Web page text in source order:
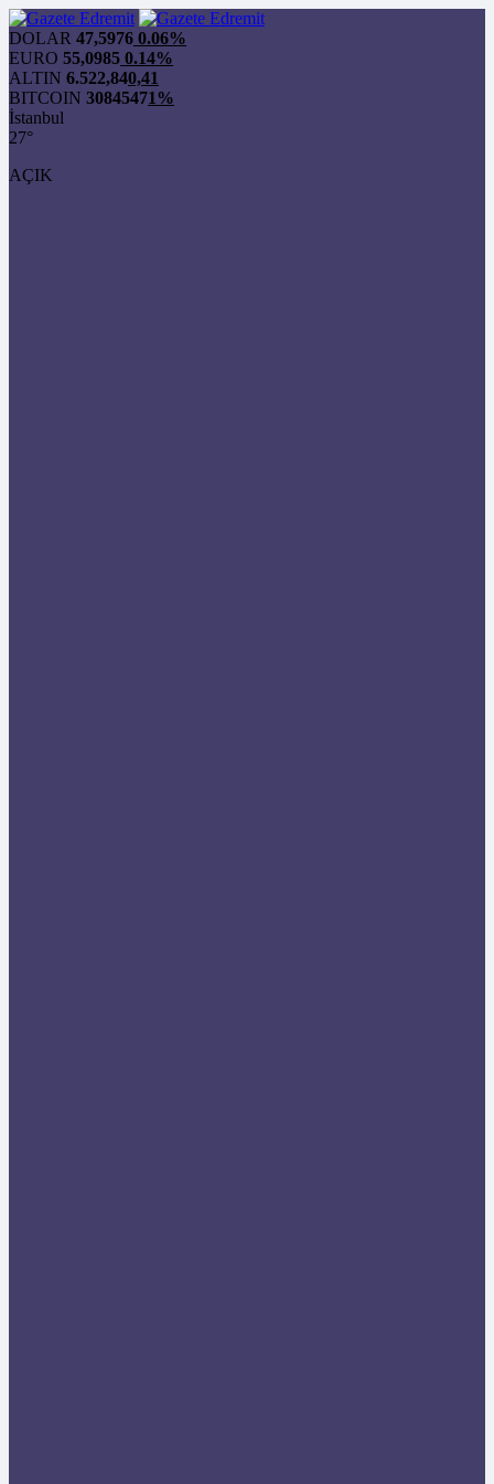
DOLAR 47,5976 0.06%
EURO 55,0985 0.14%
ALTIN 6.522,840,41
BITCOIN 30845471%
İstanbul
27°
AÇIK